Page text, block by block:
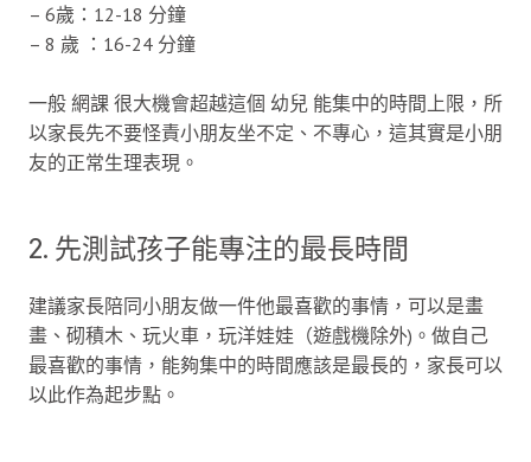
– 6歲：12-18 分鐘
– 8 歲 ：16-24 分鐘
一般 網課 很大機會超越這個 幼兒 能集中的時間上限，所
以家長先不要怪責小朋友坐不定、不專心，這其實是小朋
友的正常生理表現。
2. 先測試孩子能專注的最長時間
建議家長陪同小朋友做一件他最喜歡的事情，可以是畫
畫、砌積木、玩火車，玩洋娃娃（遊戲機除外)。做自己
最喜歡的事情，能夠集中的時間應該是最長的，家長可以
以此作為起步點。